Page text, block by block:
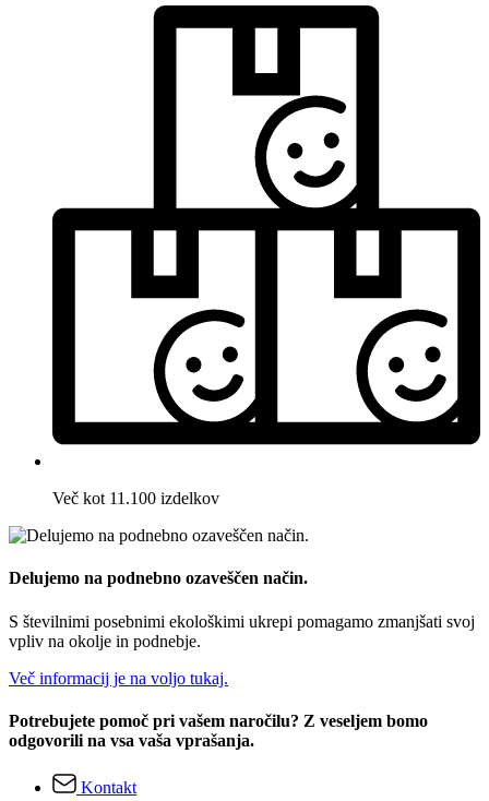
Več kot 11.100 izdelkov
Delujemo na podnebno ozaveščen način.
S številnimi posebnimi ekološkimi ukrepi pomagamo zmanjšati svoj
vpliv na okolje in podnebje.
Več informacij je na voljo tukaj.
Potrebujete pomoč pri vašem naročilu? Z veseljem bomo
odgovorili na vsa vaša vprašanja.
Kontakt